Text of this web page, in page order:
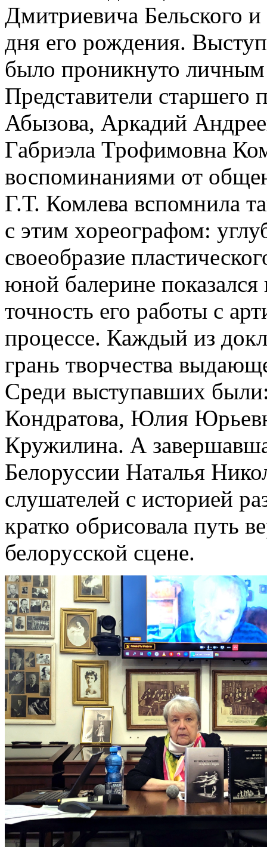
Дмитриевича Бельского
дня его рождения.
было проникнуто
Представители старшего
Абызова, Аркадий
Габриэла Трофимовна
воспоминаниями от
Г.Т. Комлева вспомнила
с этим хореографом:
своеобразие
юной балерине
точность его работы с
процессе. Каждый из
грань творчества
Среди выступавших
Кондратова, Юлия
Кружилина. А
Белоруссии Наталья
слушателей с историей
кратко обрисовала путь
белорусской сцене.